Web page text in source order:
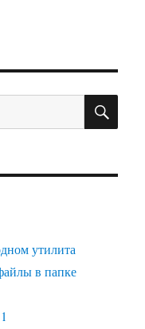
утилита
в папке